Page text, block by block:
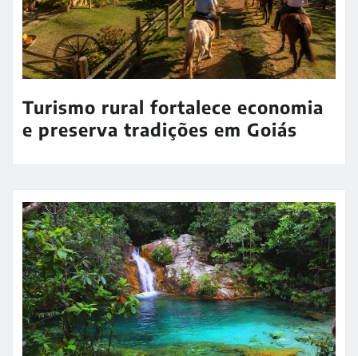
Turismo rural fortalece economia
e preserva tradições em Goiás